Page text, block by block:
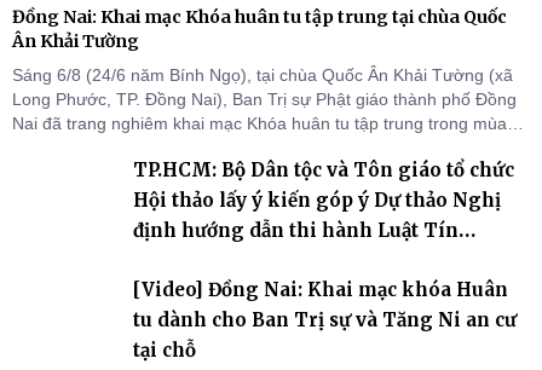
Đồng Nai: Khai mạc Khóa huân tu tập trung tại chùa Quốc
Ân Khải Tường
Sáng 6/8 (24/6 năm Bính Ngọ), tại chùa Quốc Ân Khải Tường (xã
Long Phước, TP. Đồng Nai), Ban Trị sự Phật giáo thành phố Đồng
Nai đã trang nghiêm khai mạc Khóa huân tu tập trung trong mùa
chỗ khu vực VII, VIII và trường hạ chùa Quốc Ân Khải Tường.
TP.HCM: Bộ Dân tộc và Tôn giáo tổ chức
Hội thảo lấy ý kiến góp ý Dự thảo Nghị
định hướng dẫn thi hành Luật Tín
[Video] Đồng Nai: Khai mạc khóa Huân
tu dành cho Ban Trị sự và Tăng Ni an cư
tại chỗ